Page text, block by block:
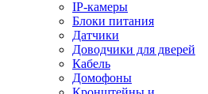
IP-камеры
Блоки питания
Датчики
Доводчики для дверей
Кабель
Домофоны